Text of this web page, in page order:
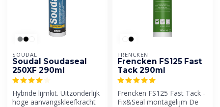
SOUDAL
Soudal Soudaseal
250XF 290ml
Hybride lijmkit. Uitzonderlijk
hoge aanvangskleefkracht
FRENCKEN
Frencken FS125 Fast
Tack 290ml
Frencken FS125 Fast Tack -
Fix&Seal montagelijm De